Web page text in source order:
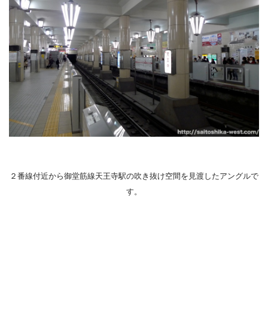
２番線付近から御堂筋線天王寺駅の吹き抜け空間を見渡したアングルで
す。